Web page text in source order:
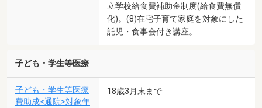
立学校給食費補助金制度(給食費無償
化)。(8)在宅子育て家庭を対象にした
託児・食事会付き講座。
子ども・学生等医療
子ども・学生等医療
費助成<通院>対象年
18歳3月末まで